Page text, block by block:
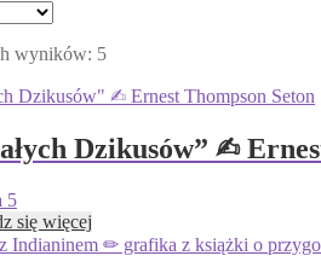
wyników: 5
Dzikusów” ✍︎
5
się więcej